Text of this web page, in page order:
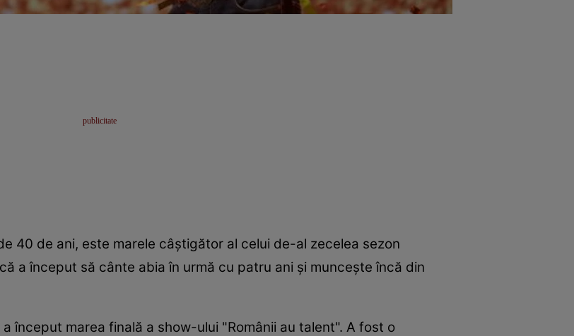
40 de ani, este marele câştigător al celui de-al zecelea sezon
a început să cânte abia în urmă cu patru ani şi munceşte încă din
început marea finală a show-ului "Românii au talent". A fost o